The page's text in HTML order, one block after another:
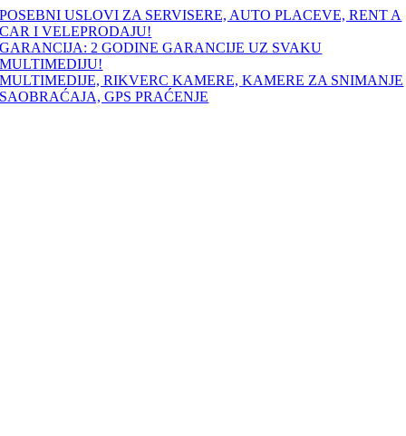
Skip
to
content
POSEBNI USLOVI ZA SERVISERE, AUTO PLACEVE, RENT A
CAR I VELEPRODAJU!
GARANCIJA: 2 GODINE GARANCIJE UZ SVAKU
MULTIMEDIJU!
MULTIMEDIJE, RIKVERC KAMERE, KAMERE ZA SNIMANJE
SAOBRAĆAJA, GPS PRAĆENJE